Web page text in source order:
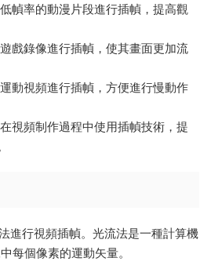
幀率的動漫片段進行插幀，提高觀
戲錄像進行插幀，使其畫面更加流
動視頻進行插幀，方便進行慢動作
在視頻制作過程中使用插幀技術，提
進行視頻插幀。光流法是一種計算機
每個像素的運動矢量。